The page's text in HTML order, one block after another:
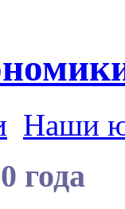
Наши
года